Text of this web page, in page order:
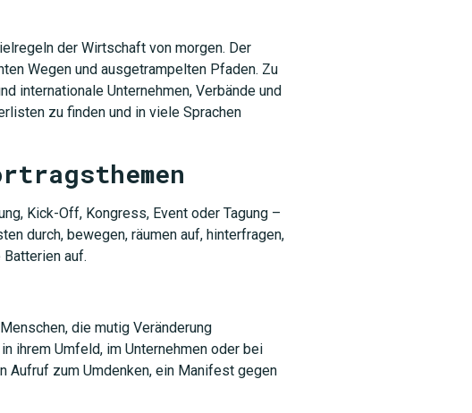
der Wirtschaft von morgen. Der
Wegen und ausgetrampelten Pfaden. Zu
internationale Unternehmen, Verbände und
zu finden und in viele Sprachen
Kick-Off, Kongress, Event oder Tagung –
durch, bewegen, räumen auf, hinterfragen,
auf.
die mutig Veränderung
ihrem Umfeld, im Unternehmen oder bei
Aufruf zum Umdenken, ein Manifest gegen